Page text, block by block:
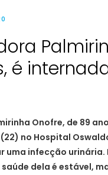
é
Onofre, de 89
no Hospital
uma infecção urinária.
dela é estável,